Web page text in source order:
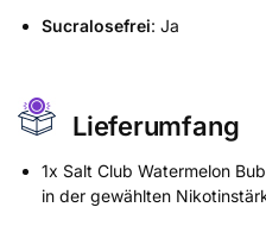
Sucralosefrei: Ja
Lieferumfang
1x Salt Club Watermelon
in der gewählten